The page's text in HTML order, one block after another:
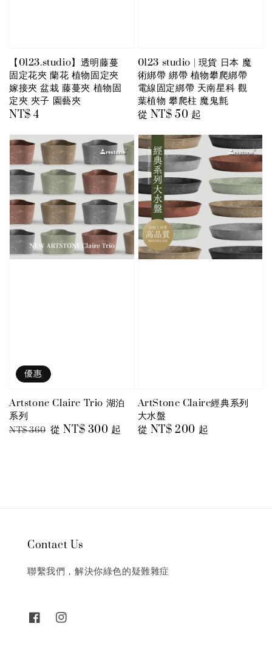
【0123.studio】透明藤蔓
固定花夾 蘭花 植物固定夾
嫁接夾 盆栽 藤蔓夾 植物固
定夾 夾子 園藝夾
Regular
NT$ 4
0123 studio | 現貨 日本 魔
術綁帶 綁帶 植物攀爬綁帶
電線固定綁帶 天南星科 觀
葉植物 攀爬柱 魔鬼氈
Regular
從 NT$ 50 起
優惠
Artstone Claire Trio 湖泊
系列
Regular
NT$ 360 Sale
從NT$ 300 起
ArtStone Claire經典系列
大水盤
Regular
從 NT$ 200 起
Contact Us
聯繫我們，解決你綠色的疑難雜症